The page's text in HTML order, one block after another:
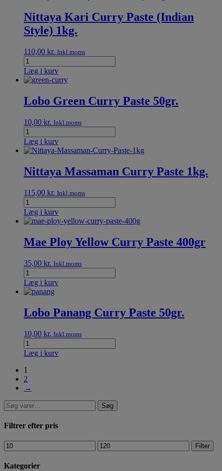
Nittaya Kari Curry Paste (Indian
Style) 1kg.
110,00 kr. Inkl.moms
Læg i kurv
Lobo Green Curry Paste 50gr.
10,00 kr. Inkl.moms
Læg i kurv
Nittaya Massaman Curry Paste 1kg.
115,00 kr. Inkl.moms
Læg i kurv
Mae Ploy Yellow Curry Paste 400gr
35,00 kr. Inkl.moms
Læg i kurv
Lobo Panang Curry Paste 50gr.
10,00 kr. Inkl.moms
Læg i kurv
1
2
→
Søg
Filtrer efter pris
Filter
Kategorier